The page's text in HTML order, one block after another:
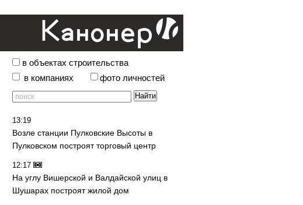
в объектах строительства
в компаниях
фото личностей
13:19
Возле станции Пулковские Высоты в
Пулковском построят торговый центр
12:17
На углу Вишерской и Валдайской улиц в
Шушарах построят жилой дом